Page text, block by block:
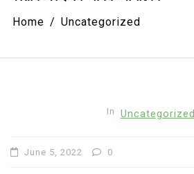
Home Uncategorized
In Uncategorized
June 5, 2022 0